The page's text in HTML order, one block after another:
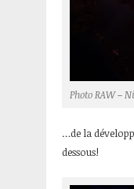
Photo RAW –
…de la
dessous!